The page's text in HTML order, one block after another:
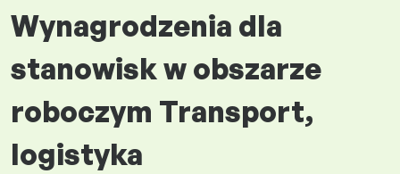
Wynagrodzenia dla
stanowisk w obszarze
roboczym Transport,
logistyka